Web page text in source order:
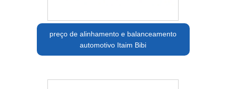
preço de alinhamento e balanceamento
automotivo Itaim Bibi